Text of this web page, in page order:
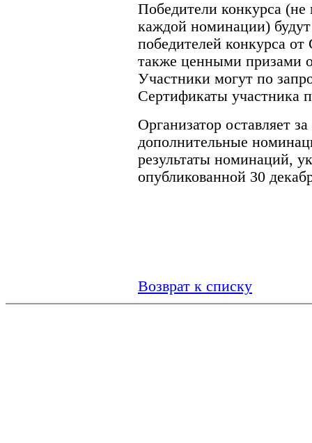
Победители конкурса
каждой номинации)
победителей конкурса
также ценными призами
Участники могут по
Сертификаты участника
Организатор оставляет
дополнительные
результаты номинаций,
опубликованной 30
Возврат к списку